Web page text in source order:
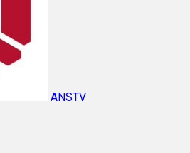
ANSTV